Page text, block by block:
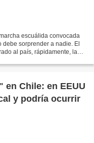
escuálida convocada
sorprender a nadie. El
al país, rápidamente, las
Chile: en EEUU
y podría ocurrir